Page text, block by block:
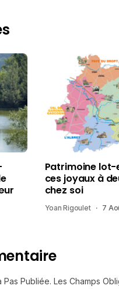
Patrimoine
ces joyaux à
chez soi
Yoan Rigoulet 7
Pas Publiée. Les Champs